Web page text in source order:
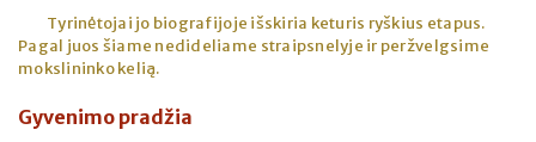
Tyrinėtojai jo biografijoje išskiria keturis ryškius etapus.
Pagal juos šiame nedideliame straipsnelyje ir peržvelgsime
mokslininko kelią.
Gyvenimo pradžia